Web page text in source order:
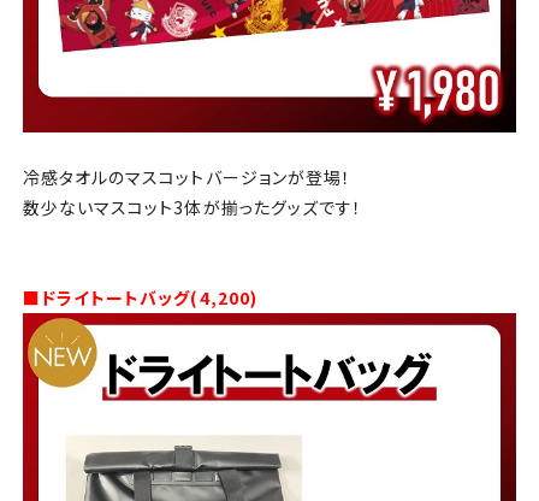
冷感タオルのマスコットバージョンが登場！
数少ないマスコット3体が揃ったグッズです！
■ドライトートバッグ(4,200)